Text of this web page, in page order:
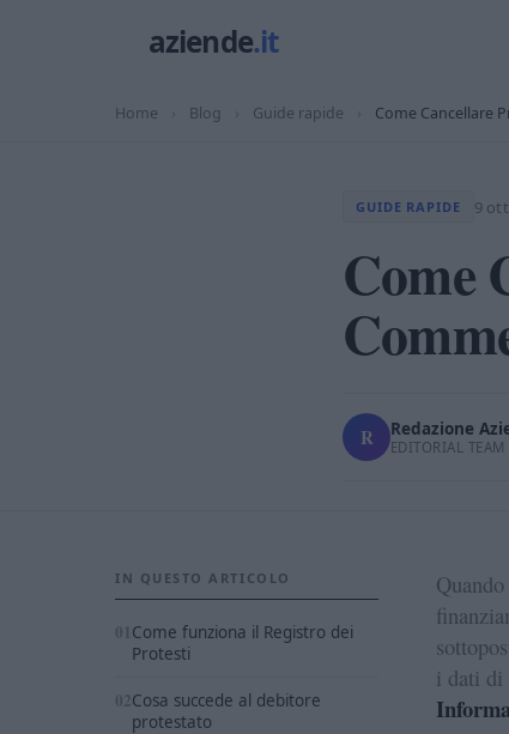
Home › Blog › Guide rapide › Come Cancellare
GUIDE RAPIDE 9
Come
R Redazione
EDITORIAL TEAM
IN QUESTO ARTICOLO
Come funziona il Registro dei
Protesti
Cosa succede al debitore
protestato
i dati di